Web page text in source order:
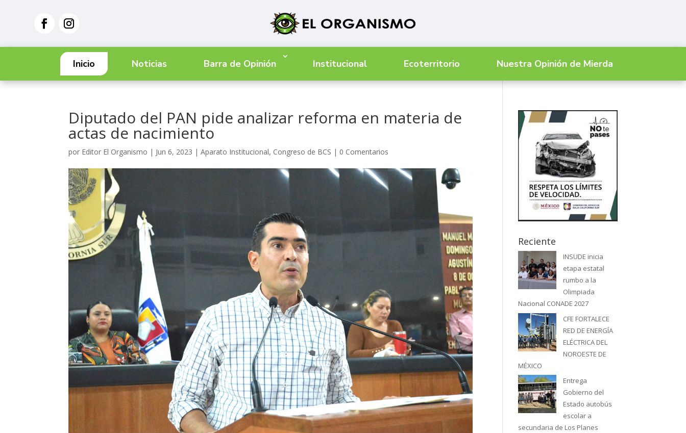
Inicio Noticias Barra de Opinión Institucional Ecoterritorio Nuestra Opinión de Mierda
Diputado del PAN pide analizar reforma en materia de
actas de nacimiento
por Editor El Organismo | Jun 6, 2023 |Aparato Institucional, Congreso de BCS | 0 Comentarios
Reciente
INSUDE inicia
etapa estatal
rumbo a la
Olimpiada
Nacional CONADE 2027
CFE FORTALECE
RED DE ENERGÍA
ELÉCTRICA DEL
NOROESTE DE
MÉXICO
Entrega
Gobierno del
Estado autobús
escolar a
secundaria de Los Planes